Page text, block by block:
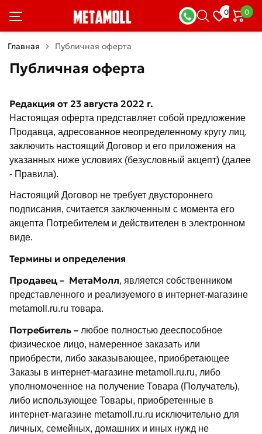
0 0
Главная Публичная оферта
Публичная оферта
Редакция от 23 августа 2022 г.
Настоящая оферта представляет собой предложение
Продавца, адресованное неопределенному кругу лиц,
заключить настоящий Договор и его приложения на
указанных ниже условиях (безусловный акцепт) (далее
- Правила).
Настоящий Договор не требует двустороннего
подписания, считается заключенным с момента его
акцепта Потребителем и действителен в электронном
виде.
Термины и определения
Продавец – МетаМолл, является собственником
представленного и реализуемого в интернет-магазине
metamoll.ru.ru товара.
Потребитель – любое полностью дееспособное
физическое лицо, намеренное заказать или
приобрести, либо заказывающее, приобретающее
Заказы в интернет-магазине metamoll.ru.ru, либо
уполномоченное на получение Товара (Получатель),
либо использующее Товары, приобретенные в
интернет-магазине metamoll.ru.ru исключительно для
личных, семейных, домашних и иных нужд не